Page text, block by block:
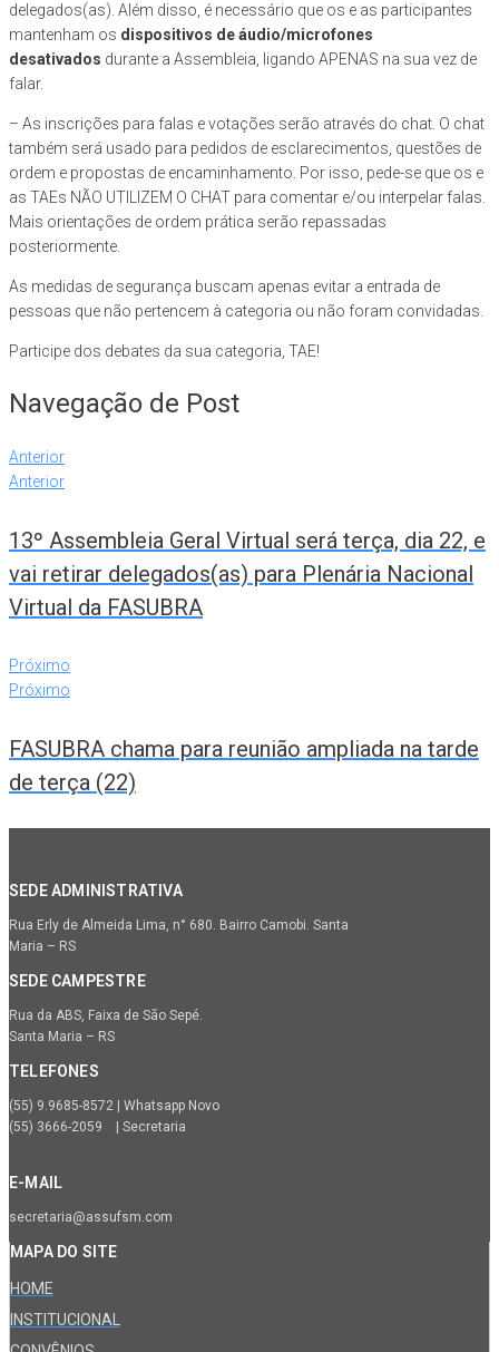
delegados(as). Além disso, é necessário que os e as participantes
mantenham os dispositivos de áudio/microfones
desativados durante a Assembleia, ligando APENAS na sua vez de
falar.
– As inscrições para falas e votações serão através do chat. O chat
também será usado para pedidos de esclarecimentos, questões de
ordem e propostas de encaminhamento. Por isso, pede-se que os e
as TAEs NÃO UTILIZEM O CHAT para comentar e/ou interpelar falas.
Mais orientações de ordem prática serão repassadas
posteriormente.
As medidas de segurança buscam apenas evitar a entrada de
pessoas que não pertencem à categoria ou não foram convidadas.
Participe dos debates da sua categoria, TAE!
Navegação de Post
Anterior
Anterior
13º Assembleia Geral Virtual será terça, dia 22, e
vai retirar delegados(as) para Plenária Nacional
Virtual da FASUBRA
Próximo
Próximo
FASUBRA chama para reunião ampliada na tarde
de terça (22)
SEDE ADMINISTRATIVA
Rua Erly de Almeida Lima, n° 680. Bairro Camobi. Santa
Maria – RS
SEDE CAMPESTRE
Rua da ABS, Faixa de São Sepé.
Santa Maria – RS
TELEFONES
(55) 9.9685-8572 | Whatsapp Novo
(55) 3666-2059 | Secretaria
E-MAIL
secretaria@assufsm.com
MAPA DO SITE
HOME
INSTITUCIONAL